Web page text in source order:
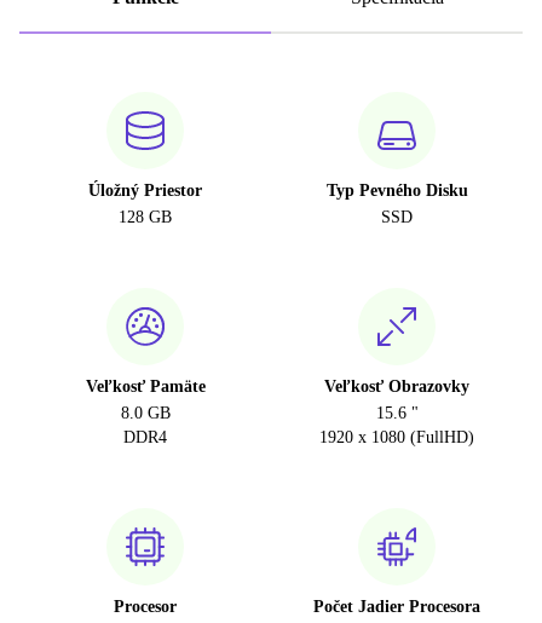
Úložný Priestor
128 GB
Typ Pevného Disku
SSD
Veľkosť Pamäte
8.0 GB
DDR4
Veľkosť Obrazovky
15.6 "
1920 x 1080 (FullHD)
Procesor
Počet Jadier Procesora